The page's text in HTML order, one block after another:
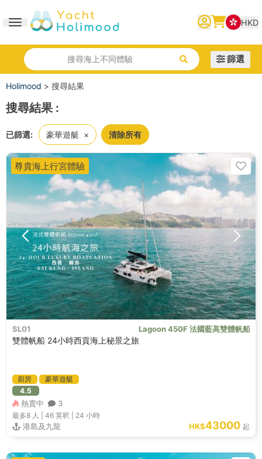
Toggle navigation
繁體中文 English 简体中文
HKD
搜尋海上不同體驗 篩選
Holimood > 搜尋結果
搜尋結果 :
已篩選: 豪華遊艇 × 清除所有
SL01 Lagoon 450F 法國藍高雙體帆船
雙體帆船 24小時西貢海上秘景之旅
廚房
豪華遊艇
4.5
熱賣中 3
最多8人 | 46 英呎 24 小時
港島及九龍 HK$43000 起
尊貴海上行宮體驗